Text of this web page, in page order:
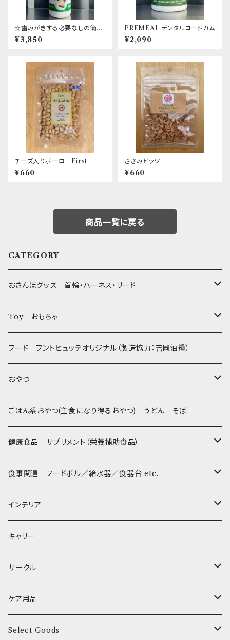
☆歯みがきする必要なしの簡単
デンタルケア！！☆ VET'S BES
T デンタルフォーム
¥3,850
PREMEAL デンタルコートガム
¥2,090
チーズ入りボーロ First
¥660
ささみビッツ
¥660
商品一覧に戻る
CATEGORY
おさんぽグッズ 首輪・ハーネス・リード
フントヒュッテオリジナル Gold
Sサイズ(テープ幅1.5cm) _ 首輪&リードセット
Sサイズ(テープ幅1.5cm) _ ハーネス&リードセット
XSサイズ(テープ幅1.0cm) _ ハーネス&リードセット
XSサイズ(テープ幅1.0cm) _ 首輪
フントヒュッテオリジナル Silver(販売終了)
Collar & Leash - XS（超小型犬・幼犬用）
Harness & Leash - XS（超小型犬･幼犬用）
フントヒュッテオリジナル Woven
Harness & Leash - XS
Collar & Leash Set - S
セレクト
幼犬・超小型犬用 _ 幅1.0cm
小型犬用 _ 幅1.5cm
flexi フレキシリード(伸縮リード)
ライト
etc.
Toy おもちゃ
たまごちゃん
BESTEVER / ベストエバー
iDog&iCat
ぬいぐるみ
ラテックスTOY
PomPreece / ポンポリース
デンタル
etc.
BITE ME
フード フントヒュッテオリジナル（製造協力：吉岡油糧）
おやつ
Bon・rupa(ボンルパ)
京
Bonpuchi
職人の味
ジャーキー
和菓子
愛犬の健康おやつ
POCHETINO
etc.
季節限定 お正月
季節限定 バレンタイン&ホワイトデー
季節限定 夏
ごはん系おやつ(主食になり得るおやつ) うどん そば
健康食品 サプリメント（栄養補助食品）
涙やけ対策
健康維持
食糞防止
食事関連 フードボル／給水器／食器台 etc.
フードボウル
給水器
食器台
インテリア
カドラー／ベッド
トイレ
キャリー
サークル
サークル
サークルカバー
ケア用品
ブラシ類
Select Goods